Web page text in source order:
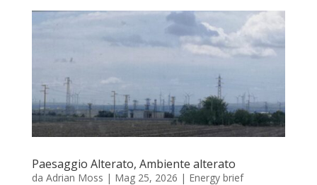
Paesaggio Alterato, Ambiente alterato
da Adrian Moss | Mag 25, 2026 | Energy brief